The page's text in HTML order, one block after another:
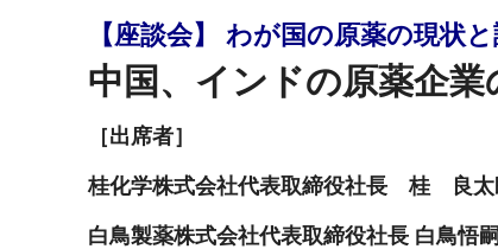
【座談会】 わが国の原薬の現状
中国、インドの原薬企
［出席者］
桂化学株式会社代表取締役社長 桂 良太
白鳥製薬株式会社代表取締役社長 白鳥悟